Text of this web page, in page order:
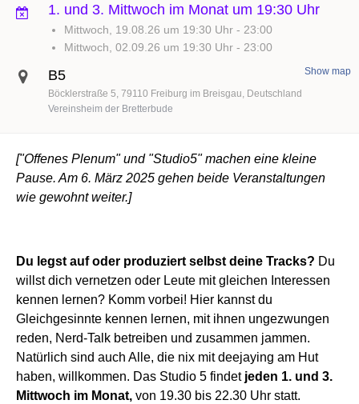
1. und 3. Mittwoch im Monat um 19:30 Uhr
Mittwoch, 19.08.26 um 19:30 Uhr - 23:00
Mittwoch, 02.09.26 um 19:30 Uhr - 23:00
B5
Böcklerstraße 5 79110 Freiburg im Breisgau Deutschland
Show map
Vereinsheim der Bretterbude
["Offenes Plenum" und "Studio5" machen eine kleine
Pause. Am 6. März 2025 gehen beide Veranstaltungen
wie gewohnt weiter.]
Du legst auf oder produziert selbst deine Tracks? Du
willst dich vernetzen oder Leute mit gleichen Interessen
kennen lernen? Komm vorbei! Hier kannst du
Gleichgesinnte kennen lernen, mit ihnen ungezwungen
reden, Nerd-Talk betreiben und zusammen jammen.
Natürlich sind auch Alle, die nix mit deejaying am Hut
haben, willkommen. Das Studio 5 findet jeden 1. und 3.
Mittwoch im Monat, von 19.30 bis 22.30 Uhr statt.